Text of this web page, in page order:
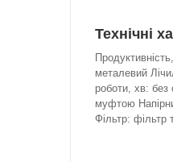
Технічні
металевий
роботи, хв:
муфтою
Фільтр: фільтр